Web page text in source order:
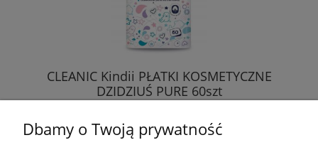
CLEANIC Kindii PŁATKI KOSMETYCZNE
DZIDZIUŚ PURE 60szt
8,69 zł
Dbamy o Twoją prywatność